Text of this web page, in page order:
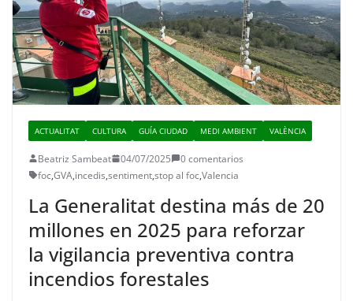
ACTUALITAT CULTURA GUÍA CIUDAD MEDI AMBIENT VALÈNCIA
Beatriz Sambeat 04/07/2025
0 comentarios
foc,GVA,incedis,sentiment,stop al foc,Valencia
La Generalitat destina más de 20
millones en 2025 para reforzar
la vigilancia preventiva contra
incendios forestales